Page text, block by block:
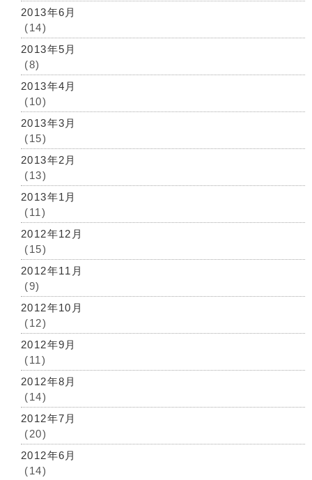
2013年6月
(14)
2013年5月
(8)
2013年4月
(10)
2013年3月
(15)
2013年2月
(13)
2013年1月
(11)
2012年12月
(15)
2012年11月
(9)
2012年10月
(12)
2012年9月
(11)
2012年8月
(14)
2012年7月
(20)
2012年6月
(14)